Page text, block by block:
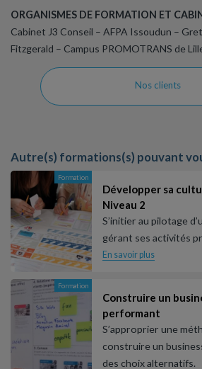
ORGANISMES DE FORMATION ET
Cabinet J3 Conseil – AFPA Issoudun –
Fitzgerald – Campus PROMOTRANS de
Nos clients
Autre(s) formations(s) pouvant
Formation
Développer sa
Niveau 2
S’initier au pilotage
gérant ses activités
En savoir plus
Formation
Construire un
performant
S’approprier une
construire un
des choix alternatifs.